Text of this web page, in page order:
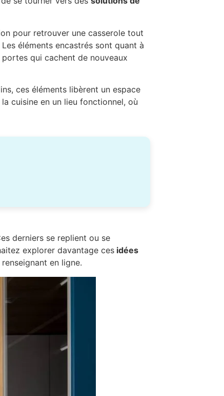
pour retrouver une casserole tout
éléments encastrés sont quant à
portes qui cachent de nouveaux
ces éléments libèrent un espace
cuisine en un lieu fonctionnel, où
derniers se replient ou se
explorer davantage ces idées
en ligne.